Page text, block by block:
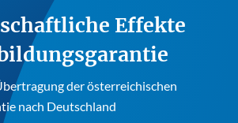
Effekte
der österreichischen
nach Deutschland